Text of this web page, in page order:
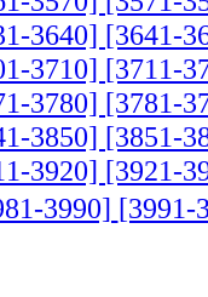
3640] [3641-
3710] [3711-
3780] [3781-
3850] [3851-
3920] [3921-
3990] [3991-